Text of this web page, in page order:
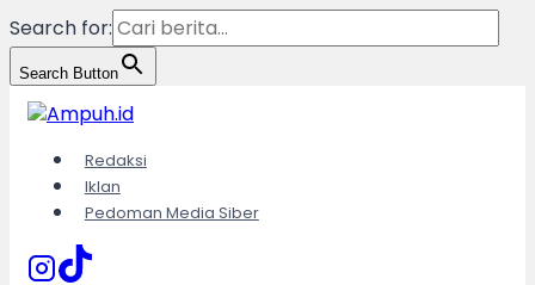
Search for:
Search Button
Skip
to
content
Redaksi
Iklan
Pedoman Media Siber